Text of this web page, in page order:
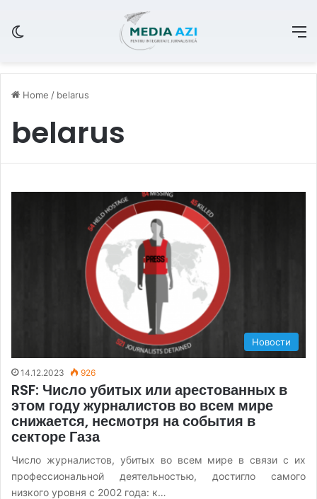
Home / belarus
belarus
Новости
14.12.2023 926
RSF: Число убитых или арестованных в
этом году журналистов во всем мире
снижается, несмотря на события в
секторе Газа
Число журналистов, убитых во всем мире в связи с их
профессиональной деятельностью, достигло самого
низкого уровня с 2002 года: к…